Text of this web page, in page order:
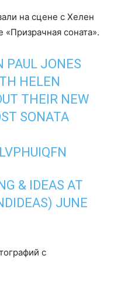
на сцене с Хелен
соната».
PAUL JONES
HELEN
THEIR NEW
SONATA
& IDEAS AT
JUNE
с